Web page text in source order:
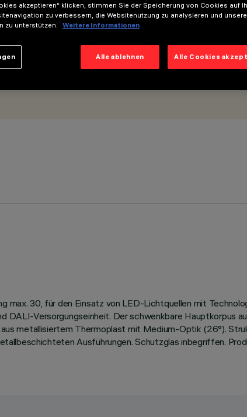
max. 30, für den Einsatz von LED-Lichtquellen mit
Versorgungseinheit. Der schwenkbare Hauptkorpus
metallisiertem Thermoplast mit Medium-Optik (26°).
Ausführungen. Schutzglas inbegriffen.
akzeptieren“ klicken, stimmen Sie der Speicherung von Cookies auf
zu verbessern, die Websitenutzung zu analysieren und unsere
zu unterstützen.
Weitere Informationen
Alle ablehnen Alle Cookies